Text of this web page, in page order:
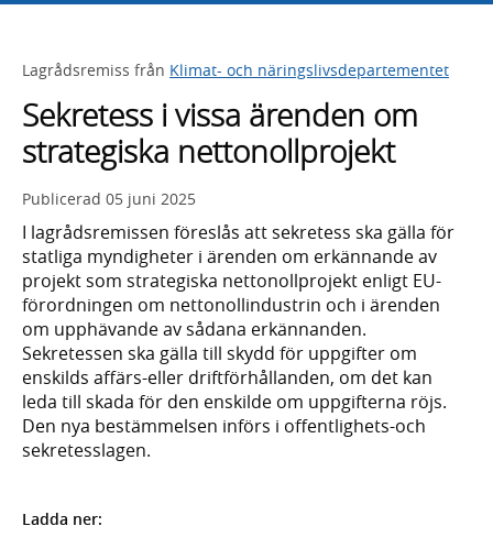
Lagrådsremiss från Klimat- och näringslivsdepartementet
Sekretess i vissa ärenden om
strategiska nettonollprojekt
Publicerad 05 juni 2025
I lagrådsremissen föreslås att sekretess ska gälla för
statliga myndigheter i ärenden om erkännande av
projekt som strategiska nettonollprojekt enligt EU-
förordningen om nettonollindustrin och i ärenden
om upphävande av sådana erkännanden.
Sekretessen ska gälla till skydd för uppgifter om
enskilds affärs-eller driftförhållanden, om det kan
leda till skada för den enskilde om uppgifterna röjs.
Den nya bestämmelsen införs i offentlighets-och
sekretesslagen.
Ladda ner: